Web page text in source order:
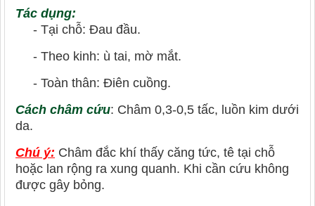
Tác dụng:
- Tại chỗ: Đau đầu.
- Theo kinh: ù tai, mờ mắt.
- Toàn thân: Điên cuồng.
Cách châm cứu: Châm 0,3-0,5 tấc, luồn kim dưới
da.
Chú ý: Châm đắc khí thấy căng tức, tê tại chỗ
hoặc lan rộng ra xung quanh. Khi cần cứu không
được gây bỏng.